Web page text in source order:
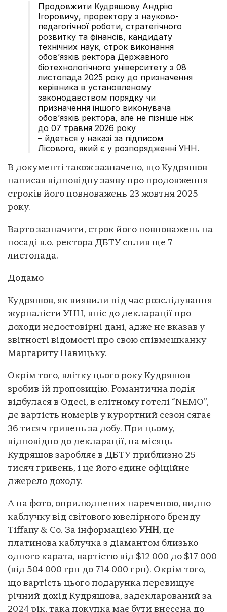
Продовжити Кудряшову Андрію
Ігоровичу, проректору з науково-
педагогічної роботи, стратегічного
розвитку та фінансів, кандидату
технічних наук, строк виконання
обов’язків ректора Державного
біотехнологічного університету з 08
листопада 2025 року до призначення
керівника в установленому
законодавством порядку чи
призначення іншого виконувача
обов’язків ректора, але не пізніше ніж
до 07 травня 2026 року
– йдеться у наказі за підписом
Лісового, який є у розпорядженні УНН.
В документі також зазначено, що Кудряшов
написав відповідну заяву про продовження
строків його повноважень 23 жовтня 2025
року.
Варто зазначити, строк його повноважень на
посаді в.о. ректора ДБТУ сплив ще 7
листопада.
Додамо
Кудряшов, як виявили під час розслідування
журналісти УНН, вніс до декларації про
доходи недостовірні дані, адже не вказав у
звітності відомості про свою співмешканку
Маргариту Павицьку.
Окрім того, влітку цього року Кудряшов
зробив їй пропозицію. Романтична подія
відбулася в Одесі, в елітному готелі “NEMO”,
де вартість номерів у курортний сезон сягає
36 тисяч гривень за добу. При цьому,
відповідно до декларації, на місяць
Кудряшов заробляє в ДБТУ приблизно 25
тисяч гривень, і це його єдине офіційне
джерело доходу.
А на фото, оприлюднених нареченою, видно
каблучку від світового ювелірного бренду
Tiffany & Co. За інформацією УНН, це
платинова каблучка з діамантом близько
одного карата, вартістю від $12 000 до $17 000
(від 504 000 грн до 714 000 грн). Окрім того,
що вартість цього подарунка перевищує
річний дохід Кудряшова, задекларований за
2024 рік, така покупка має бути внесена до